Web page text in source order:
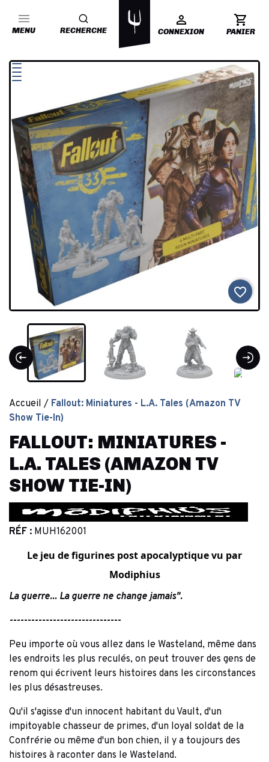
MENU RECHERCHE CONNEXION PANIER
favorite_border
Accueil
Fallout: Miniatures - L.A. Tales (Amazon TV
Show Tie-In)
FALLOUT: MINIATURES -
L.A. TALES (AMAZON TV
SHOW TIE-IN)
RÉF : MUH162001
Le jeu de figurines post apocalyptique vu par
Modiphius
La guerre... La guerre ne change jamais".
-------------------------------
Peu importe où vous allez dans le Wasteland, même dans
les endroits les plus reculés, on peut trouver des gens de
renom qui écrivent leurs histoires dans les circonstances
les plus désastreuses.
Qu'il s'agisse d'un innocent habitant du Vault, d'un
impitoyable chasseur de primes, d'un loyal soldat de la
Confrérie ou même d'un bon chien, il y a toujours des
histoires à raconter dans le Wasteland.